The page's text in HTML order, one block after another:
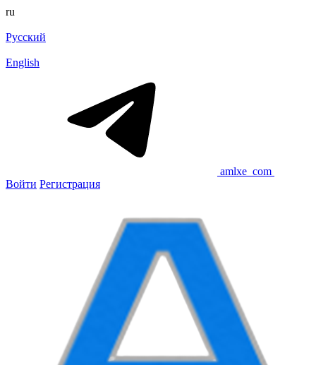
ru
Русский
English
amlxe_com
Войти Регистрация